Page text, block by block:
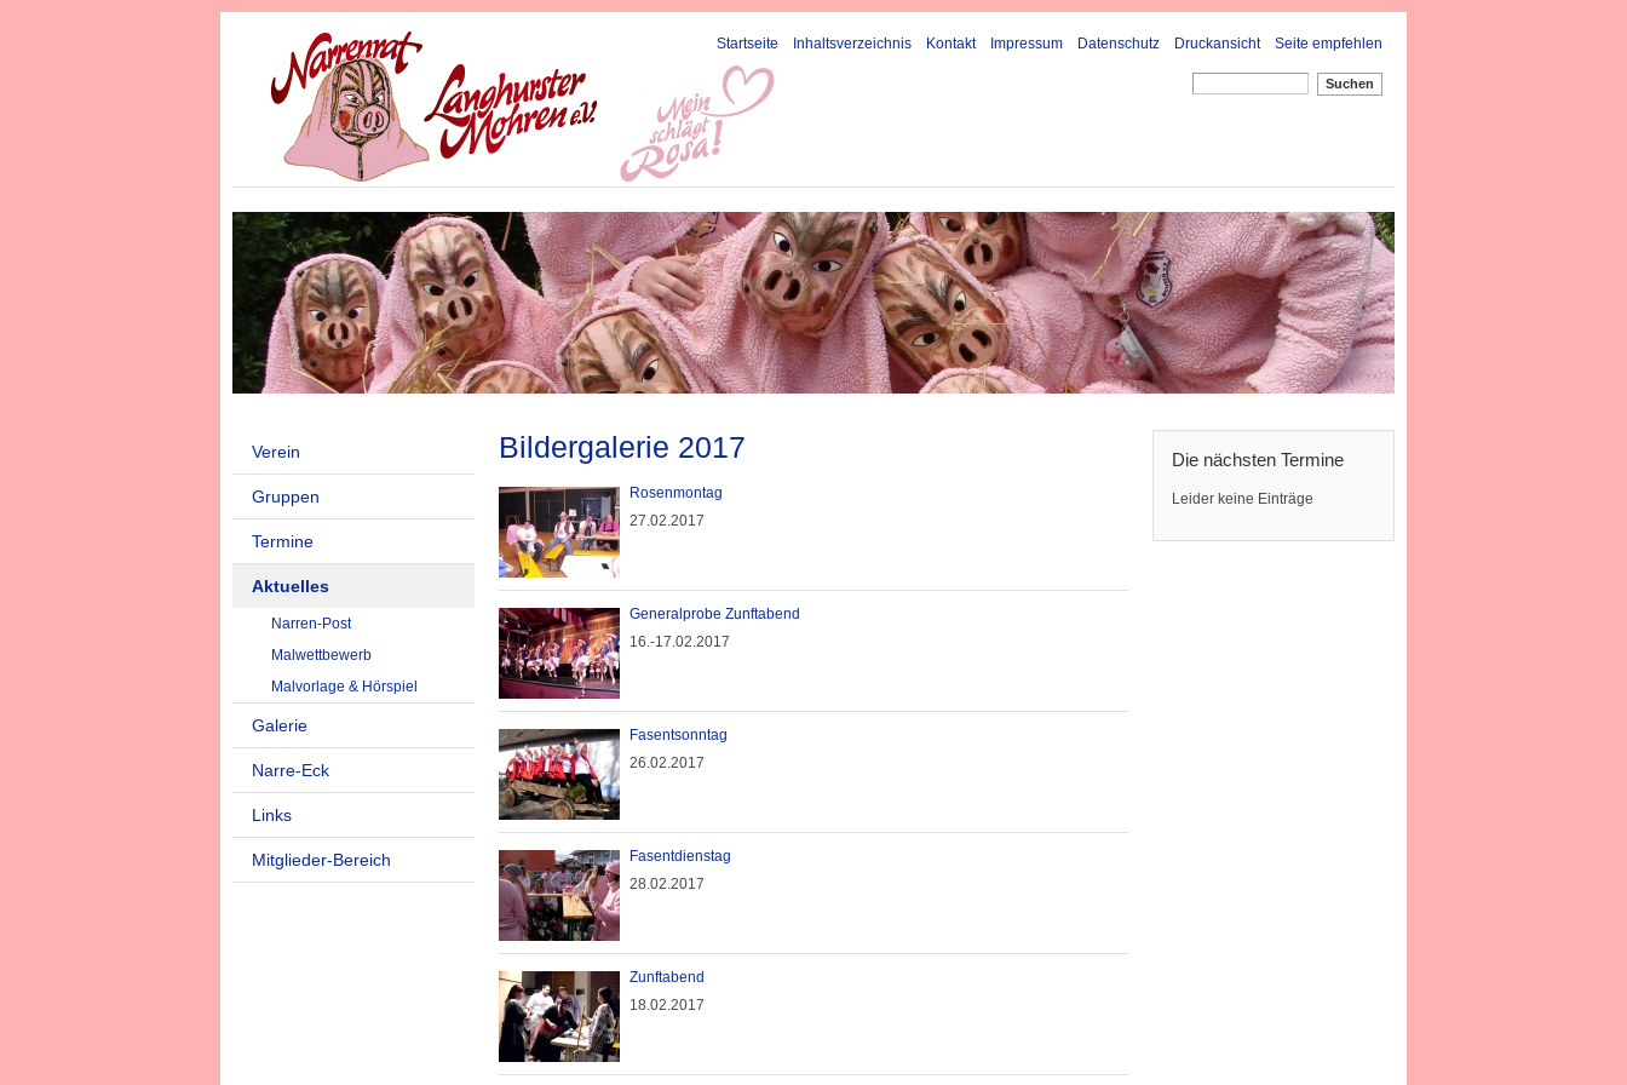
Startseite Inhaltsverzeichnis Kontakt Impressum Datenschutz Druckansicht Seite empfehlen
Suchen
Verein
Gruppen
Termine
Aktuelles
Narren-Post
Malwettbewerb
Malvorlage & Hörspiel
Galerie
Narre-Eck
Links
Mitglieder-Bereich
Bildergalerie 2017
Rosenmontag
27.02.2017
Generalprobe Zunftabend
16.-17.02.2017
Fasentsonntag
26.02.2017
Fasentdienstag
28.02.2017
Zunftabend
18.02.2017
Die nächsten Termine
Leider keine Einträge